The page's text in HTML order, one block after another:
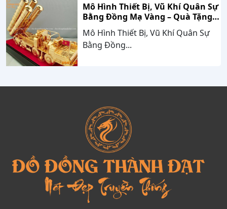
Mô Hình Thiết Bị, Vũ Khí Quân Sự
Bằng Đồng Mạ Vàng – Quà Tặng
Cao Cấp Mang Dấu Ấn Sức Mạnh
Và Niềm Tự Hào Dân Tộc
Mô Hình Thiết Bị, Vũ Khí Quân Sự
Bằng Đồng...